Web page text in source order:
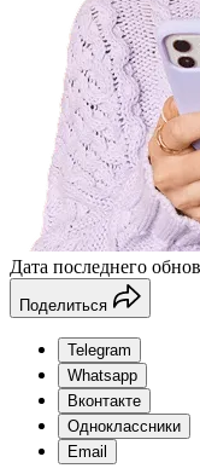
Дата последнего
Поделиться
Telegram
Whatsapp
Вконтакте
Одноклассники
Email